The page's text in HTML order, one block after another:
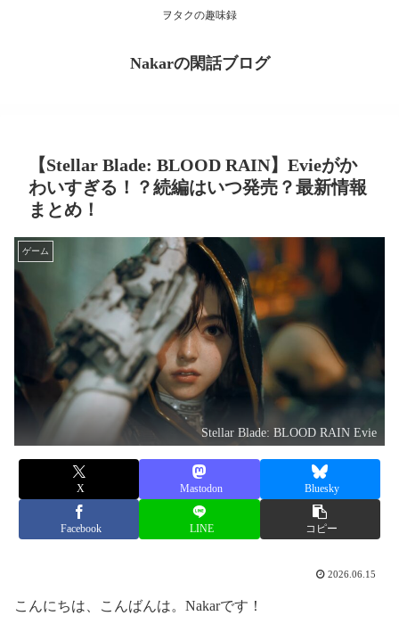
ヲタクの趣味録
Nakarの閑話ブログ
【Stellar Blade: BLOOD RAIN】Evieがか
わいすぎる！？続編はいつ発売？最新情報
まとめ！
ゲーム
Stellar Blade: BLOOD RAIN Evie
X Mastodon Bluesky
Facebook LINE コピー
2026.06.15
こんにちは、こんばんは。Nakarです！